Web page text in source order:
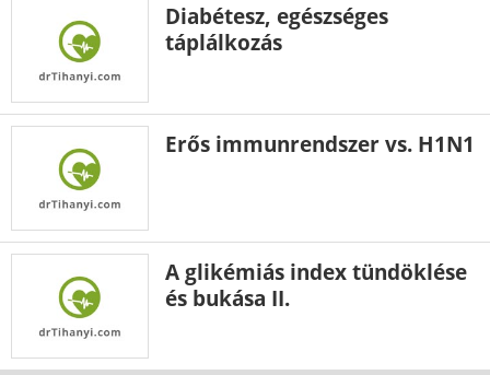
Diabétesz, egészséges
táplálkozás
Erős immunrendszer vs. H1N1
A glikémiás index tündöklése
és bukása II.